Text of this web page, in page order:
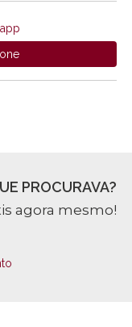
PROCURAVA?
agora mesmo!